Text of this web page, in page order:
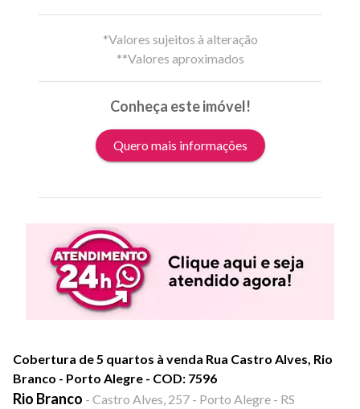
*Valores sujeitos à alteração
**Valores aproximados
Conheça este imóvel!
Quero mais informações
Cobertura de 5 quartos à venda Rua Castro Alves, Rio
Branco - Porto Alegre - COD: 7596
Rio Branco - Castro Alves, 257 - Porto Alegre - RS